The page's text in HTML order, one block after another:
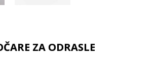
ZA ODRASLE